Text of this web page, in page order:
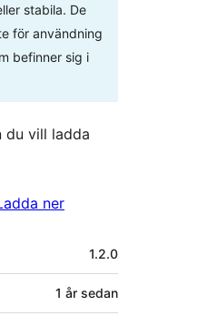
stabila. De
för användning
befinner sig i
du vill ladda
ner
1.2.0
1 år sedan